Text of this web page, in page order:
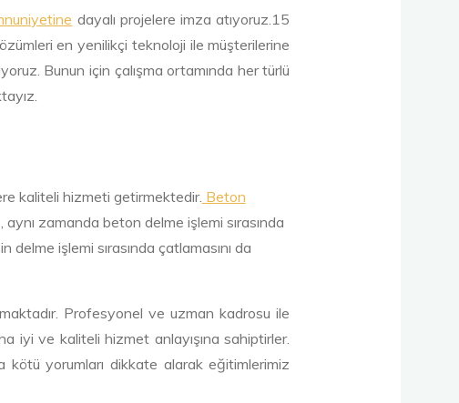
dayalı projelere imza atıyoruz.15
en yenilikçi teknoloji ile müşterilerine
Bunun için çalışma ortamında her türlü
kaliteli hizmeti getirmektedir. Beton
zamanda beton delme işlemi sırasında
işlemi sırasında çatlamasını da
Profesyonel ve uzman kadrosu ile
iyi ve kaliteli hizmet anlayışına sahiptirler.
yorumları dikkate alarak eğitimlerimiz